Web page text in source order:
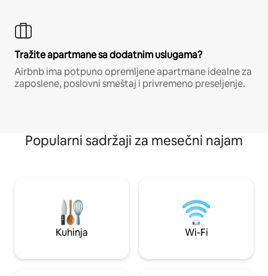
Tražite apartmane sa dodatnim uslugama?
Airbnb ima potpuno opremljene apartmane idealne za
zaposlene, poslovni smeštaj i privremeno preseljenje.
Popularni sadržaji za mesečni najam
Kuhinja Wi-Fi